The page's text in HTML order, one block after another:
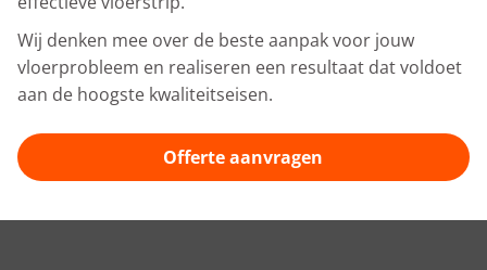
Wij denken mee over de beste aanpak voor jouw
vloerprobleem en realiseren een resultaat dat voldoet
aan de hoogste kwaliteitseisen.
Offerte aanvragen